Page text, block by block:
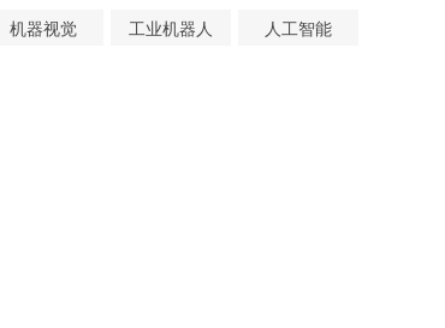
机器视觉
工业机器人 人工智能